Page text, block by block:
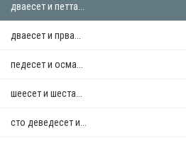
дваесет и петта...
дваесет и прва...
педесет и осма...
шеесет и шеста...
сто деведесет и...